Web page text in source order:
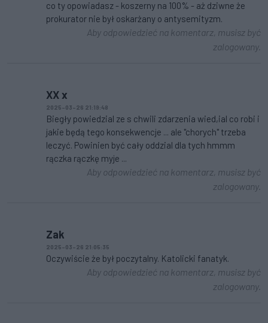
co ty opowiadasz - koszerny na 100% - aż dziwne że
prokurator nie był oskarżany o antysemityzm.
Aby odpowiedzieć na komentarz, musisz być
zalogowany.
XX x
2025-03-26 21:19:48
Biegły powiedzial ze s chwili zdarzenia wied,ial co robi i
jakie będą tego konsekwencje ... ale "chorych" trzeba
leczyć. Powinien być cały oddzial dla tych hmmm
rączka rączkę myje ...
Aby odpowiedzieć na komentarz, musisz być
zalogowany.
Zak
2025-03-26 21:05:35
Oczywiście że był poczytalny. Katolicki fanatyk.
Aby odpowiedzieć na komentarz, musisz być
zalogowany.